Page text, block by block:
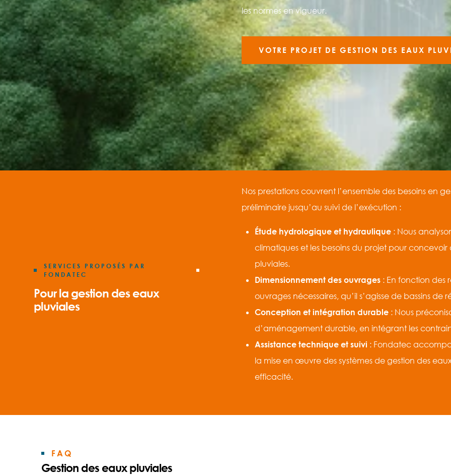
les normes en vigueur.
VOTRE PROJET DE GESTION DES EAUX
SERVICES PROPOSÉS PAR
FONDATEC
Pour la gestion des eaux
pluviales
Nos prestations couvrent l’ensemble des besoins en
préliminaire jusqu’au suivi de l’exécution :
Étude hydrologique et hydraulique: Nous
climatiques et les besoins du projet pour
pluviales.
Dimensionnement des ouvrages: En fonction des
ouvrages nécessaires, qu’il s’agisse de bassins
Conception et intégration durable: Nous
d’aménagement durable, en intégrant les
Assistance technique et suivi: Fondatec
la mise en œuvre des systèmes de gestion des
efficacité.
FAQ
Gestion des eaux pluviales